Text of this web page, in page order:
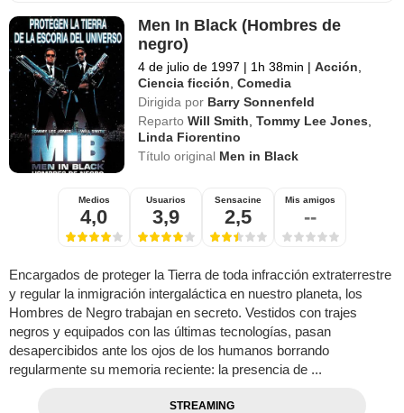
Men In Black (Hombres de
negro)
4 de julio de 1997 | 1h 38min | Acción
Ciencia ficción ,Comedia
Dirigida por Barry Sonnenfeld
Reparto Will Smith ,Tommy Lee Jones
Linda Fiorentino
Título original Men in Black
Medios
4,0
Usuarios
3,9
Sensacine
2,5
Mis amigos
--
Encargados de proteger la Tierra de toda infracción extraterrestre
y regular la inmigración intergaláctica en nuestro planeta, los
Hombres de Negro trabajan en secreto. Vestidos con trajes
negros y equipados con las últimas tecnologías, pasan
desapercibidos ante los ojos de los humanos borrando
regularmente su memoria reciente: la presencia de ...
STREAMING